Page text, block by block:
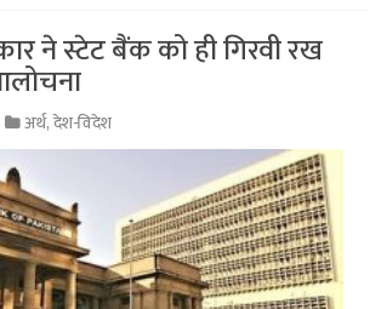
ने स्टेट बैंक को ही गिरवी रख
अर्थ,देश-विदेश